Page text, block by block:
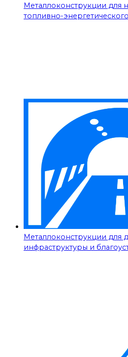
Металлоконструкции для
топливно-
Металлоконструкции для
инфраструктуры и